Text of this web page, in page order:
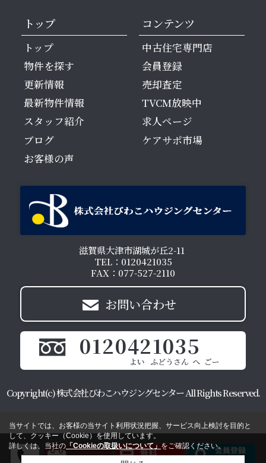
トップ
トップ
物件を探す
更新情報
最新物件情報
スタッフ紹介
ブログ
お客様の声
コンテンツ
中古住宅専門店
会員登録
売却査定
TVCM放映中
求人ページ
ケアサポ市場
滋賀県大津市湖城が丘2-11
TEL：0120421035
FAX：077-527-2110
お問い合わせ
0120421035
Copyright(c) 株式会社びわこハウジングセンター All Rights Reserved.
当サイトでは、お客様の当サイト利用状況把握、サービス向上検討を目的と
して、クッキー（Cookie）を使用しています。
詳しくは、当社の 「Cookieの取扱いについて」 をご確認ください。